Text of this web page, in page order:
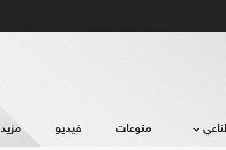
منوعات فيديو مزيد